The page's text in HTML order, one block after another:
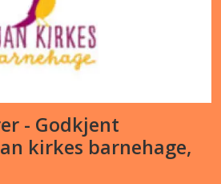
- Godkjent
kirkes barnehage,